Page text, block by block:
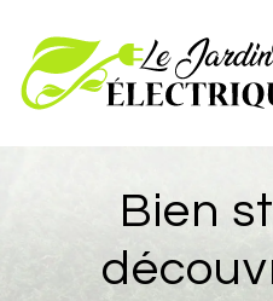
Bien